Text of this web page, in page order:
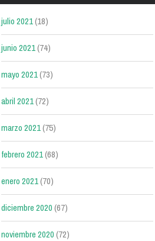
julio 2021(18)
junio 2021(74)
mayo 2021(73)
abril 2021(72)
marzo 2021(75)
febrero 2021(68)
enero 2021(70)
diciembre 2020(67)
noviembre 2020(72)